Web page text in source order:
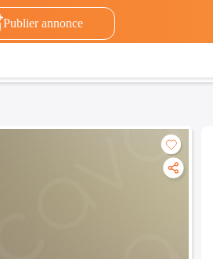
Publier annonce